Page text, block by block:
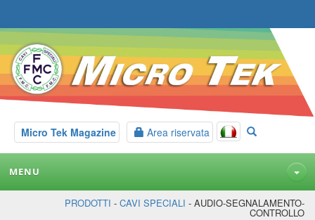
Micro Tek Magazine Area riservata
MENU
PRODOTTI - CAVI SPECIALI - AUDIO-SEGNALAMENTO-
CONTROLLO